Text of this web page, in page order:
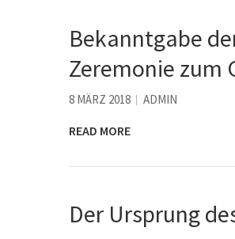
Bekanntgabe
Zeremonie zum
8 MÄRZ 2018 ADMIN
READ MORE
Der Ursprung